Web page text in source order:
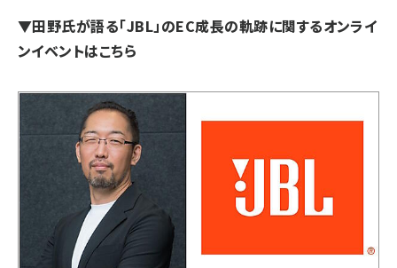
▼田野氏が語る「JBL」のEC成長の軌跡に関するオンライ
ンイベントはこちら